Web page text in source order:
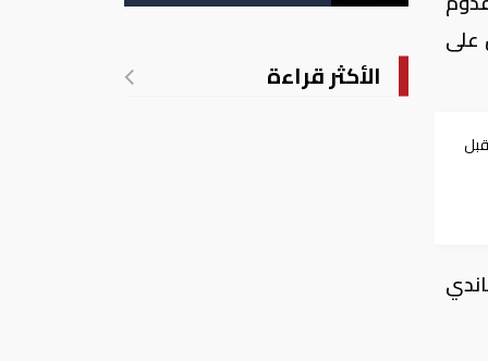
على
الأكثر قراءة